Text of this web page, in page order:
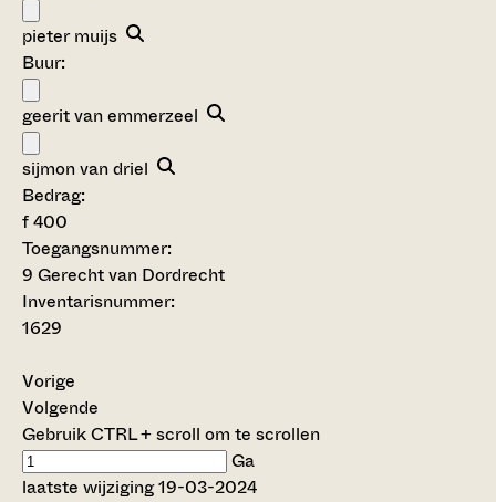
pieter muijs
Buur:
geerit van emmerzeel
sijmon van driel
Bedrag:
f 400
Toegangsnummer:
9 Gerecht van Dordrecht
Inventarisnummer:
1629
Vorige
Volgende
Gebruik CTRL + scroll om te scrollen
Ga
laatste wijziging 19-03-2024